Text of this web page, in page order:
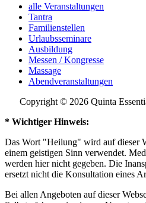
alle Veranstaltungen
Tantra
Familienstellen
Urlaubsseminare
Ausbildung
Messen / Kongresse
Massage
Abendveranstaltungen
Copyright © 2026 Quinta
* Wichtiger Hinweis:
Das Wort "Heilung" wird auf dieser
einem geistigen Sinn verwendet.
werden hier nicht gegeben. Die
ersetzt nicht die Konsultation eines
Bei allen Angeboten auf dieser